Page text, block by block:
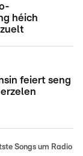
héich
feiert seng
Songs um Radio